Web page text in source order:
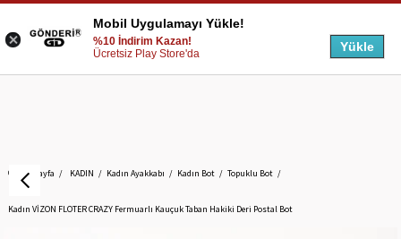
Anasayfa KADIN Kadın Ayakkabı Kadın Bot Topuklu Bot
Kadın VİZON FLOTER CRAZY Fermuarlı Kauçuk Taban Hakiki Deri Postal Bot
Mobil Uygulamayı Yükle!
%10 İndirim Kazan!
Ücretsiz Play Store'da
Yükle